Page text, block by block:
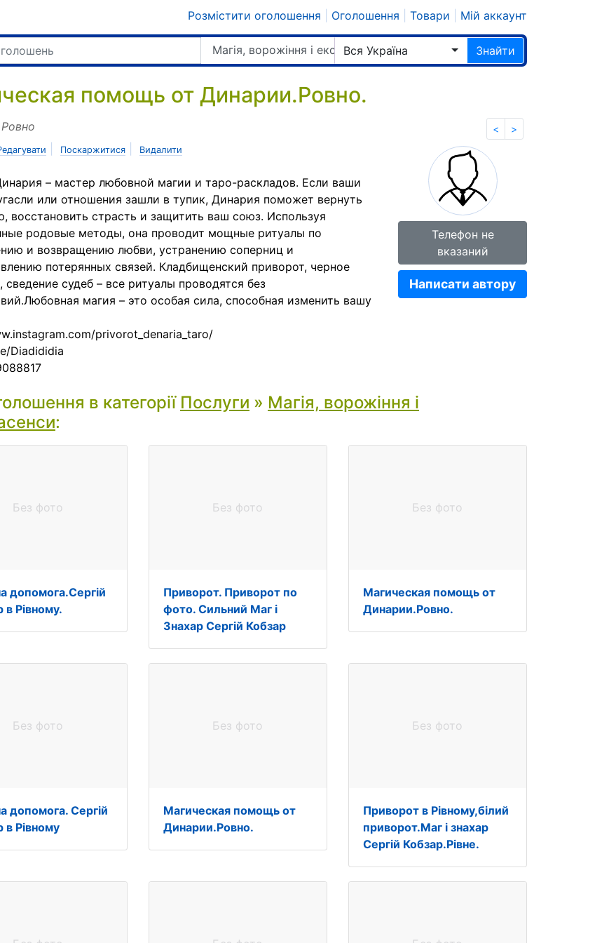
Розмістити оголошення Оголошення Товари Мій аккаунт
Магія, ворожіння і екстрасенси
Вся Україна Знайти
помощь от Динарии.Ровно.
< >
Ровно
Поскаржитися Видалити
– мастер любовной магии и таро-раскладов. Если ваши
или отношения зашли в тупик, Динария поможет вернуть
восстановить страсть и защитить ваш союз. Используя
родовые методы, она проводит мощные ритуалы по
и возвращению любви, устранению соперниц и
потерянных связей. Кладбищенский приворот, черное
сведение судеб – все ритуалы проводятся без
магия – это особая сила, способная изменить вашу
privorot_denaria_taro/
Diadididia
Телефон не
вказаний
Написати автору
в категорії Послуги » Магія, ворожіння і
:
Без фото
допомога.Сергій
в Рівному.
Без фото
Приворот. Приворот по
фото. Сильний Маг і
Знахар Сергій Кобзар
Без фото
Магическая помощь от
Динарии.Ровно.
Без фото
допомога. Сергій
в Рівному
Без фото
Магическая помощь от
Динарии.Ровно.
Без фото
Приворот в Рівному,білий
приворот.Маг і знахар
Сергій Кобзар.Рівне.